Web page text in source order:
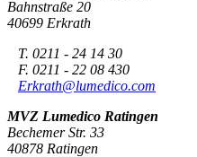
Bahnstraße 20
40699 Erkrath
T. 0211 - 24 14 30
F. 0211 - 22 08 430
Erkrath@lumedico.com
MVZ Lumedico Ratingen
Bechemer Str. 33
40878 Ratingen